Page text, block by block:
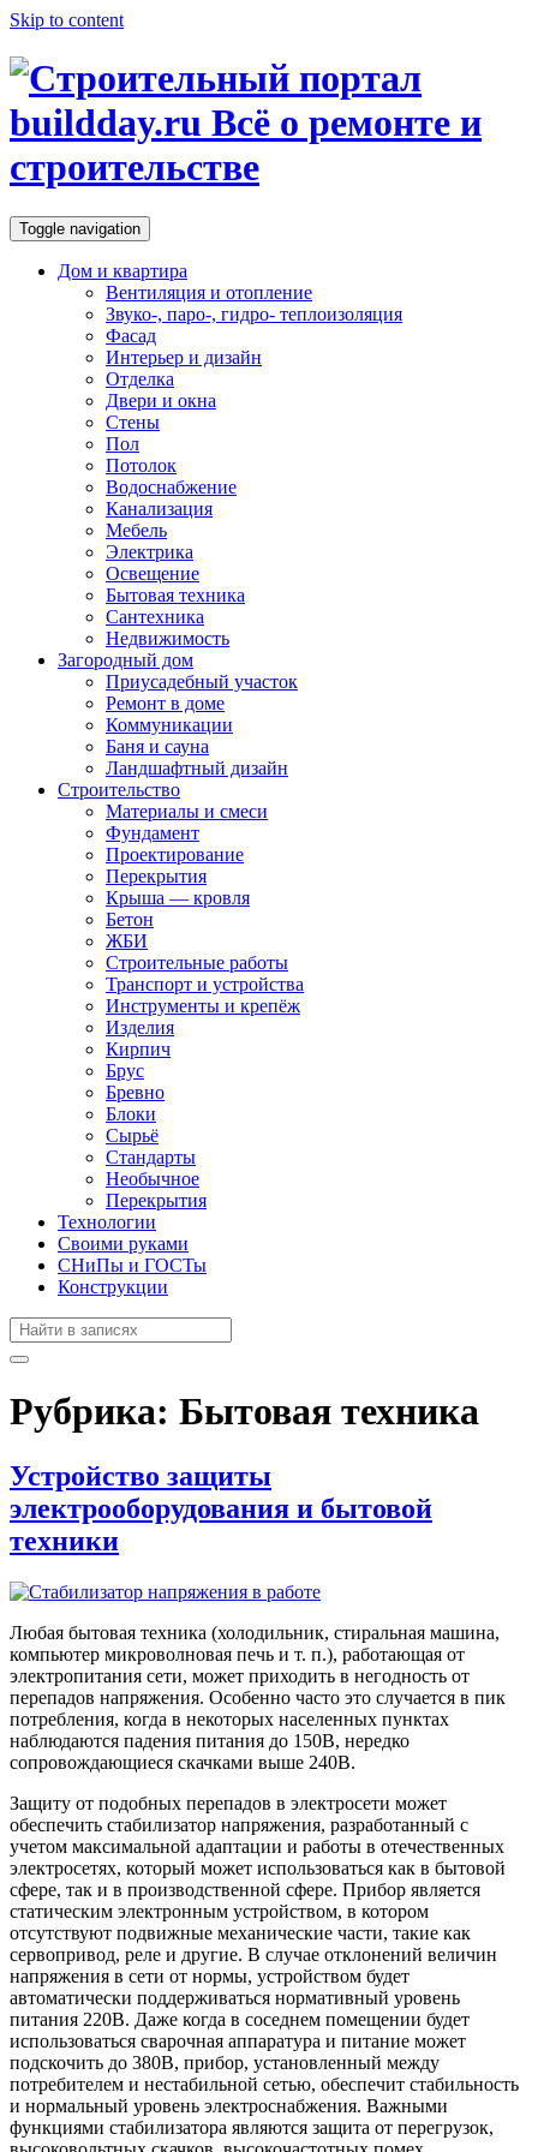
Skip to content
Toggle navigation
Дом и квартира
Вентиляция и отопление
Звуко-, паро-, гидро- теплоизоляция
Фасад
Интерьер и дизайн
Отделка
Двери и окна
Стены
Пол
Потолок
Водоснабжение
Канализация
Мебель
Электрика
Освещение
Бытовая техника
Сантехника
Недвижимость
Загородный дом
Приусадебный участок
Ремонт в доме
Коммуникации
Баня и сауна
Ландшафтный дизайн
Строительство
Материалы и смеси
Фундамент
Проектирование
Перекрытия
Крыша — кровля
Бетон
ЖБИ
Строительные работы
Транспорт и устройства
Инструменты и крепёж
Изделия
Кирпич
Брус
Бревно
Блоки
Сырьё
Стандарты
Необычное
Перекрытия
Технологии
Своими руками
СНиПы и ГОСТы
Конструкции
Рубрика: Бытовая техника
Устройство защиты
электрооборудования и бытовой
техники
Любая бытовая техника (холодильник, стиральная машина,
компьютер микроволновая печь и т. п.), работающая от
электропитания сети, может приходить в негодность от
перепадов напряжения. Особенно часто это случается в пик
потребления, когда в некоторых населенных пунктах
наблюдаются падения питания до 150В, нередко
сопровождающиеся скачками выше 240В.
Защиту от подобных перепадов в электросети может
обеспечить стабилизатор напряжения, разработанный с
учетом максимальной адаптации и работы в отечественных
электросетях, который может использоваться как в бытовой
сфере, так и в производственной сфере. Прибор является
статическим электронным устройством, в котором
отсутствуют подвижные механические части, такие как
сервопривод, реле и другие. В случае отклонений величин
напряжения в сети от нормы, устройством будет
автоматически поддерживаться нормативный уровень
питания 220В. Даже когда в соседнем помещении будет
использоваться сварочная аппаратура и питание может
подскочить до 380В, прибор, установленный между
потребителем и нестабильной сетью, обеспечит стабильность
и нормальный уровень электроснабжения. Важными
функциями стабилизатора являются защита от перегрузок,